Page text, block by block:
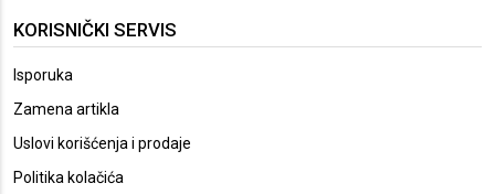
KORISNIČKI SERVIS
Isporuka
Zamena artikla
Uslovi korišćenja i prodaje
Politika kolačića